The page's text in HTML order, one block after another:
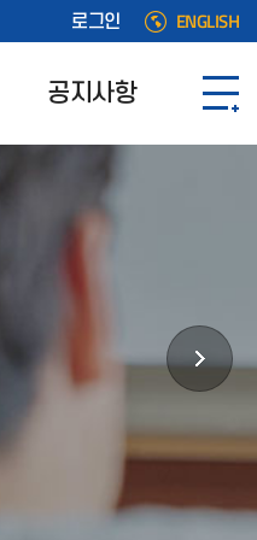
로그인 ENGLISH
공지사항